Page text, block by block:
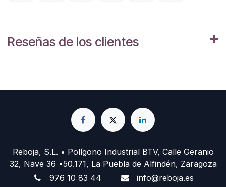
Reseñas de los clientes
Reboja, S.L. • Polígono Industrial BTV, Calle Geranio
32, Nave 36 •50.171, La Puebla de Alfindén, Zaragoza
976 10 83 44
info@reboja.es